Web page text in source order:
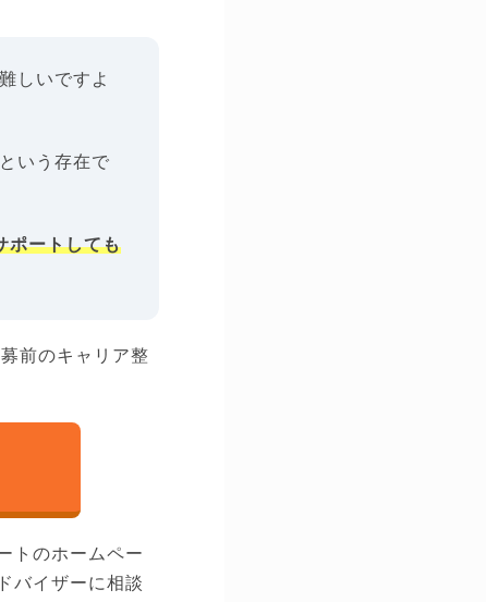
しいですよ
いう存在で
ポートしても
前のキャリア整
トのホームペー
バイザーに相談